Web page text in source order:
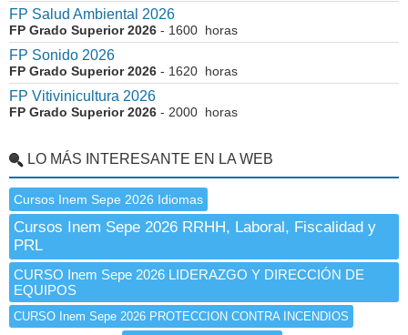
FP Salud Ambiental 2026
FP Grado Superior 2026 - 1600 horas
FP Sonido 2026
FP Grado Superior 2026 - 1620 horas
FP Vitivinicultura 2026
FP Grado Superior 2026 - 2000 horas
LO MÁS INTERESANTE EN LA WEB
Cursos Inem Sepe 2026 Idiomas
Cursos Inem Sepe 2026 RRHH, Laboral, Fiscalidad y
PRL
CURSO Inem Sepe 2026 LIDERAZGO Y DIRECCIÓN DE
EQUIPOS
CURSO Inem Sepe 2026 PROTECCION CONTRA INCENDIOS